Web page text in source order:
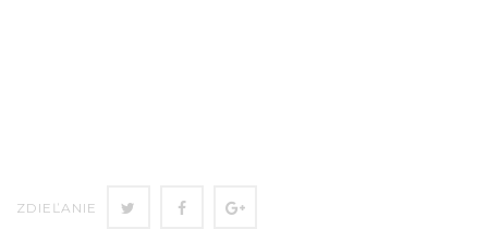
ZDIEĽANIE
ZDIEĽAŤZDIEĽAŤ